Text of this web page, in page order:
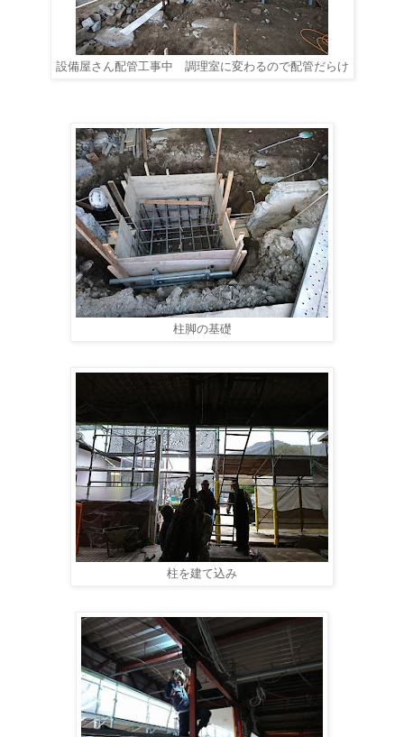
設備屋さん配管工事中 調理室に変わるので配管だらけ
柱脚の基礎
柱を建て込み